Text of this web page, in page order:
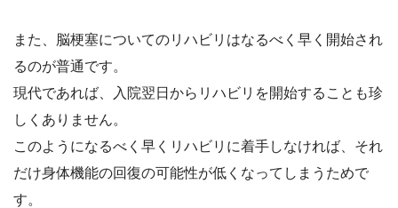
また、脳梗塞についてのリハビリはなるべく早く開始され
るのが普通です。
現代であれば、入院翌日からリハビリを開始することも珍
しくありません。
このようになるべく早くリハビリに着手しなければ、それ
だけ身体機能の回復の可能性が低くなってしまうためで
す。